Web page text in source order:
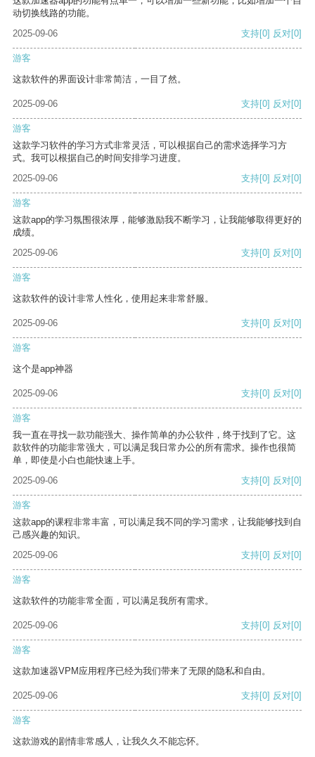
动切换线路的功能。
2025-09-06
支持[0] 反对[0]
游客
这款软件的界面设计非常简洁，一目了然。
2025-09-06 支持[0] 反对[0]
游客
这款学习软件的学习方式非常灵活，可以根据自己的需求选择学习方
式。我可以根据自己的时间安排学习进度。
2025-09-06
支持[0] 反对[0]
游客
这款app的学习氛围很浓厚，能够激励我不断学习，让我能够取得更好的
成绩。
2025-09-06
支持[0] 反对[0]
游客
这款软件的设计非常人性化，使用起来非常舒服。
2025-09-06 支持[0] 反对[0]
游客
这个是app神器
2025-09-06 支持[0] 反对[0]
游客
我一直在寻找一款功能强大、操作简单的办公软件，终于找到了它。这
款软件的功能非常强大，可以满足我日常办公的所有需求。操作也很简
单，即使是小白也能快速上手。
2025-09-06
支持[0] 反对[0]
游客
这款app的课程非常丰富，可以满足我不同的学习需求，让我能够找到自
己感兴趣的知识。
2025-09-06
支持[0] 反对[0]
游客
这款软件的功能非常全面，可以满足我所有需求。
2025-09-06 支持[0] 反对[0]
游客
这款加速器VPM应用程序已经为我们带来了无限的隐私和自由。
2025-09-06 支持[0] 反对[0]
游客
这款游戏的剧情非常感人，让我久久不能忘怀。